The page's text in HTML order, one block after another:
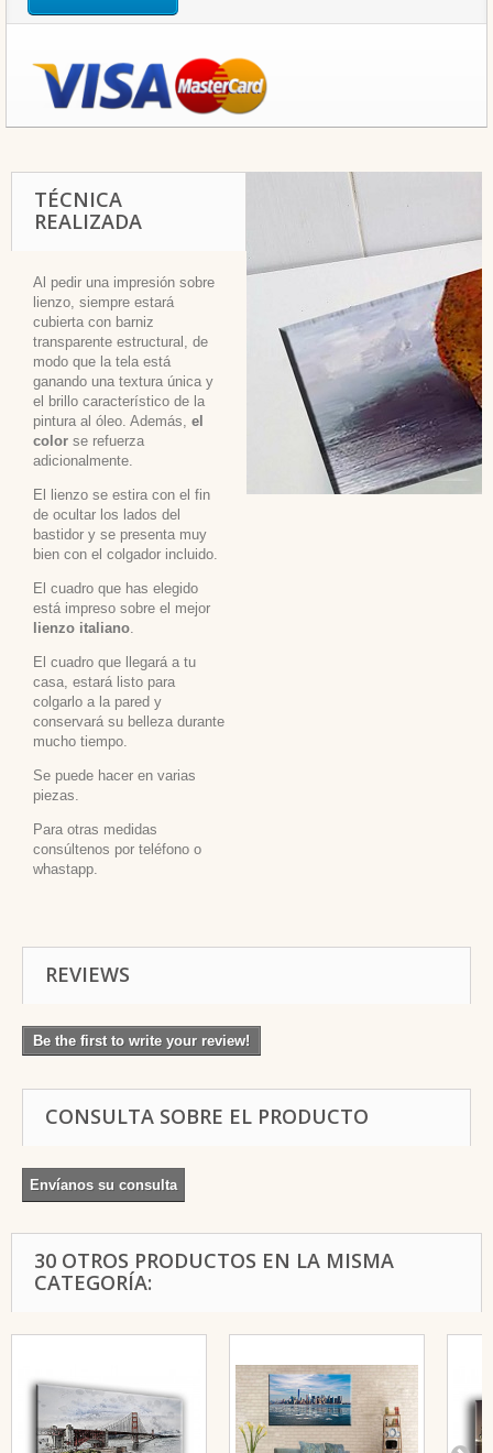
TÉCNICA
REALIZADA
Al pedir una impresión sobre
lienzo, siempre estará
cubierta con barniz
transparente estructural, de
modo que la tela está
ganando una textura única y
el brillo característico de la
pintura al óleo. Además, el
color se refuerza
adicionalmente.
El lienzo se estira con el fin
de ocultar los lados del
bastidor y se presenta muy
bien con el colgador incluido.
El cuadro que has elegido
está impreso sobre el mejor
lienzo italiano
El cuadro que llegará a tu
casa, estará listo para
colgarlo a la pared y
conservará su belleza durante
mucho tiempo.
Se puede hacer en varias
piezas.
Para otras medidas
consúltenos por teléfono o
whastapp.
REVIEWS
Be the first to write your review!
CONSULTA SOBRE EL PRODUCTO
Envíanos su consulta
30 OTROS PRODUCTOS EN LA MISMA
CATEGORÍA: